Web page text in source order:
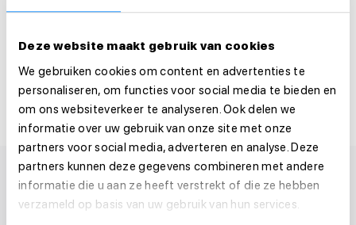
Deze website maakt gebruik van cookies
We gebruiken cookies om content en advertenties te
personaliseren, om functies voor social media te bieden en
om ons websiteverkeer te analyseren. Ook delen we
informatie over uw gebruik van onze site met onze
partners voor social media, adverteren en analyse. Deze
partners kunnen deze gegevens combineren met andere
informatie die u aan ze heeft verstrekt of die ze hebben
verzameld op basis van uw gebruik van hun services.
Solliciteer binnen 1 minuut
Deel deze vacature: